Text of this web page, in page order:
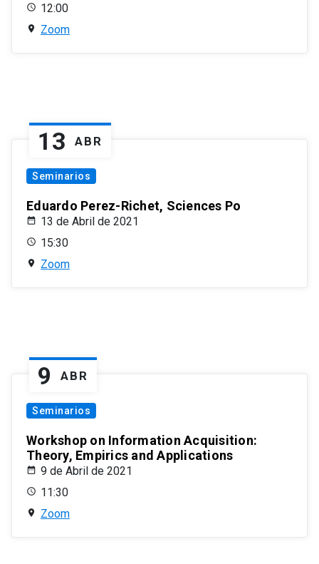
12:00
Zoom
13 ABR
Seminarios
Eduardo Perez-Richet, Sciences Po
13 de Abril de 2021
15:30
Zoom
9 ABR
Seminarios
Workshop on Information Acquisition:
Theory, Empirics and Applications
9 de Abril de 2021
11:30
Zoom